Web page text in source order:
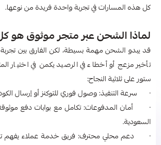
كل هذه المسارات في تجربة واحدة فريدة من نوعها.
لماذا الشحن عبر متجر موثوق هو
قد يبدو الشحن مهمة بسيطة، لكن الفارق بين
تأخير مزعج أو أخطاء في الرصيد يكمن في اختيار
ستور على ثلاثية النجاح:
· سرعة التنفيذ: وصول فوري للتوكنز أو إرسال
· أمان المدفوعات: تكامل مع بوابات دفع
السعودية.
· دعم محلي محترف: فريق خدمة عملاء يفهم